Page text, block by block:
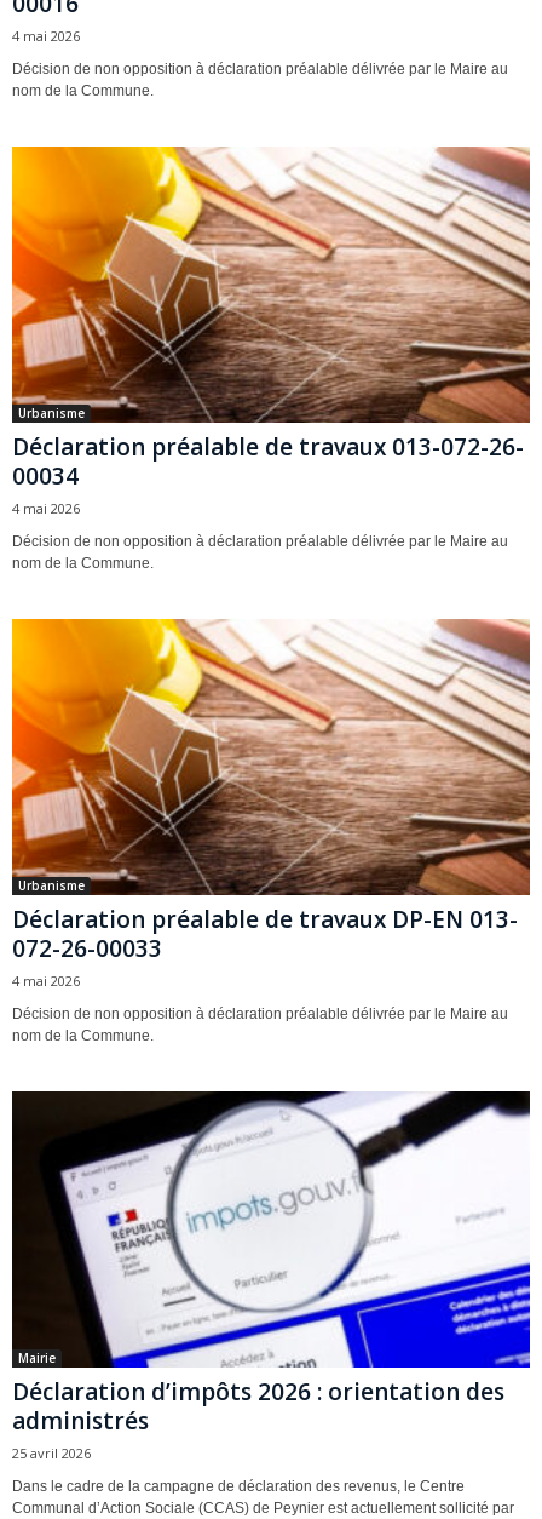
4 mai 2026
Décision de non opposition à déclaration préalable délivrée par le Maire au
nom de la Commune.
Urbanisme
Déclaration préalable de travaux 013-072-26-
00034
4 mai 2026
Décision de non opposition à déclaration préalable délivrée par le Maire au
nom de la Commune.
Urbanisme
Déclaration préalable de travaux DP-EN 013-
072-26-00033
4 mai 2026
Décision de non opposition à déclaration préalable délivrée par le Maire au
nom de la Commune.
Mairie
Déclaration d’impôts 2026 : orientation des
administrés
25 avril 2026
Dans le cadre de la campagne de déclaration des revenus, le Centre
Communal d’Action Sociale (CCAS) de Peynier est actuellement sollicité par